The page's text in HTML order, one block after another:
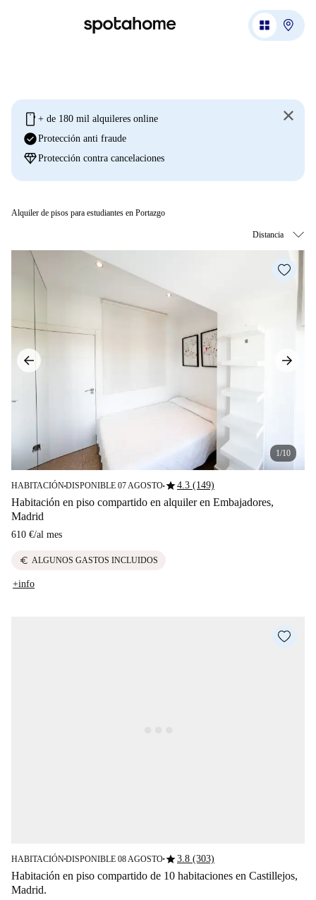
mobile + de 180 mil alquileres online
check_circleProtección anti fraude
diamondProtección contra cancelaciones
Alquiler de pisos para estudiantes en Portazgo
1/10
HABITACIÓN■DISPONIBLE 07 AGOSTO■star4.3 (149)
Habitación en piso compartido en alquiler en Embajadores,
Madrid
610 €/al mes
euro ALGUNOS GASTOS INCLUIDOS
+info
HABITACIÓN■DISPONIBLE 08 AGOSTO■star3.8 (303)
Habitación en piso compartido de 10 habitaciones en Castillejos,
Madrid.